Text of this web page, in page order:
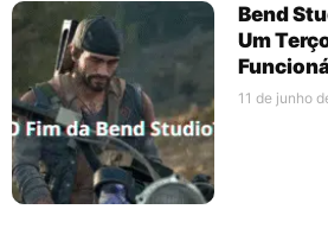
Bend
Um
11 de junho